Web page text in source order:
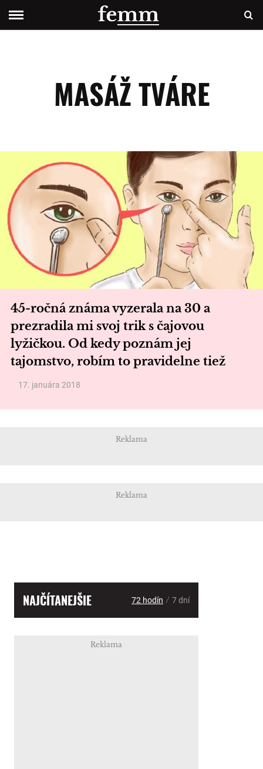
MASÁŽ TVÁRE
45-ročná známa vyzerala na 30 a
prezradila mi svoj trik s čajovou
lyžičkou. Od kedy poznám jej
tajomstvo, robím to pravidelne tiež
17. januára 2018
Reklama
Reklama
NAJČÍTANEJŠIE 72 hodín / 7 dní
Reklama